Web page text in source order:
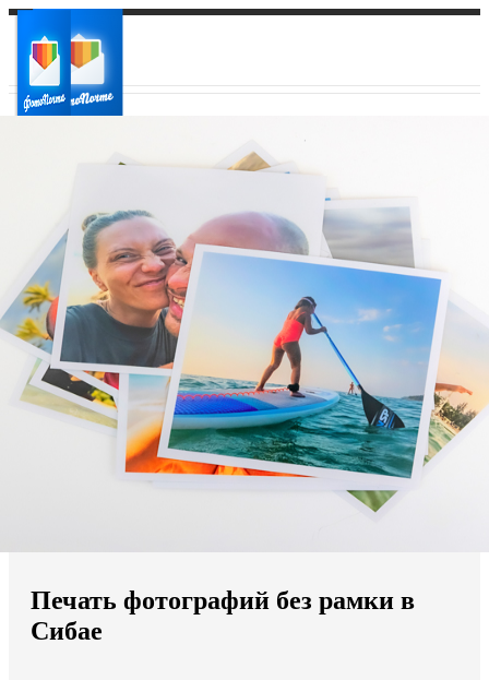
Ваш регион доставки
Выберите из списка:
Мы доставляем по всему миру
Продолжить без города
Печать фотографий без рамки в
Сибае